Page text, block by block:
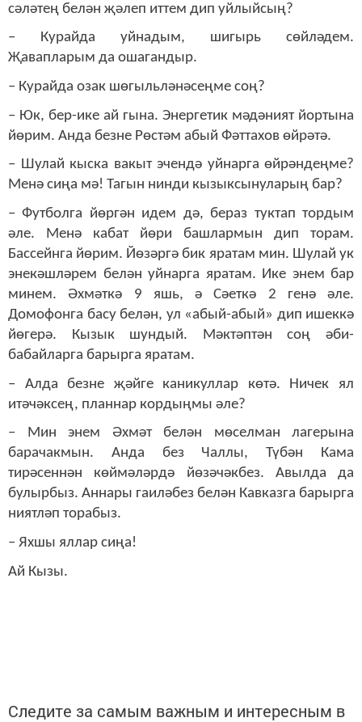
сәләтең белән җәлеп иттем дип уйлыйсың?
– Курайда уйнадым, шигырь сөйләдем.
Җавапларым да ошагандыр.
– Курайда озак шөгыльләнәсеңме соң?
– Юк, бер-ике ай гына. Энергетик мәдәният йортына
йөрим. Анда безне Рөстәм абый Фәттахов өйрәтә.
– Шулай кыска вакыт эчендә уйнарга өйрәндеңме?
Менә сиңа мә! Тагын нинди кызыксынуларың бар?
– Футболга йөргән идем дә, бераз туктап тордым
әле. Менә кабат йөри башлармын дип торам.
Бассейнга йөрим. Йөзәргә бик яратам мин. Шулай ук
энекәшләрем белән уйнарга яратам. Ике энем бар
минем. Әхмәткә 9 яшь, ә Сәеткә 2 генә әле.
Домофонга басу белән, ул «абый-абый» дип ишеккә
йөгерә. Кызык шундый. Мәктәптән соң әби-
бабайларга барырга яратам.
– Алда безне җәйге каникуллар көтә. Ничек ял
итәчәксең, планнар кордыңмы әле?
– Мин энем Әхмәт белән мөселман лагерына
барачакмын. Анда без Чаллы, Түбән Кама
тирәсеннән көймәләрдә йөзәчәкбез. Авылда да
булырбыз. Аннары гаиләбез белән Кавказга барырга
ниятләп торабыз.
– Яхшы яллар сиңа!
Ай Кызы.
Следите за самым важным и интересным в